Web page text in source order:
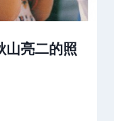
山亮二的照